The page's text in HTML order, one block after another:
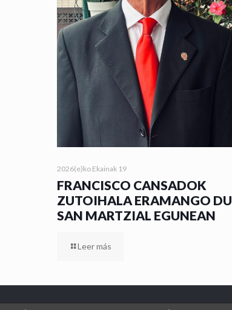
2026(e)ko Ekainak 19
FRANCISCO CANSADOK
ZUTOIHALA ERAMANGO DU
SAN MARTZIAL EGUNEAN
Leer más